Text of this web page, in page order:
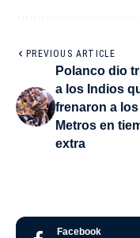
PREVIOUS ARTICLE
Polanco dio
a los Indios
frenaron a los
Metros en
extra
Facebook